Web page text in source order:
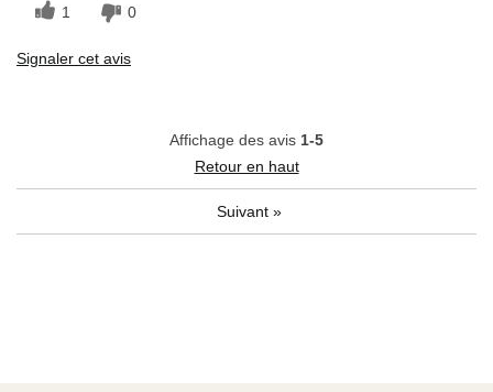
1 0
Signaler cet avis
Affichage des avis 1-5
Retour en haut
Suivant »